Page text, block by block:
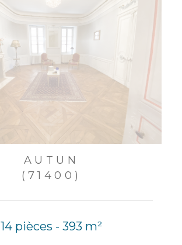
AUTUN
(71400)
14 pièces - 393 m²